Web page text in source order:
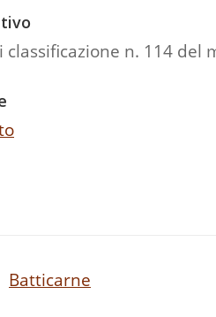
classificazione n. 114 del
Batticarne